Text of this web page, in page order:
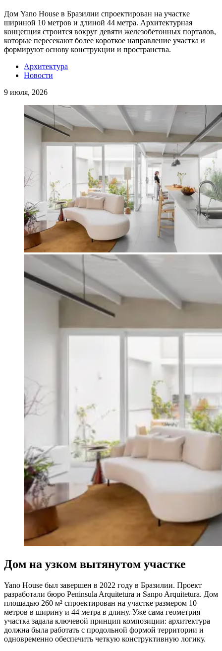
Дом Yano House в Бразилии спроектирован на участке
шириной 10 метров и длиной 44 метра. Архитектурная
концепция строится вокруг девяти железобетонных порталов,
которые пересекают более короткое направление участка и
формируют основу конструкции и пространства.
Архитектура
Новости
9 июля, 2026
Дом на узком вытянутом участке
Yano House был завершен в 2022 году в Бразилии. Проект
разработали бюро Peninsula Arquitetura и Sanpo Arquitetura. Дом
площадью 260 м² спроектирован на участке размером 10
метров в ширину и 44 метра в длину. Уже сама геометрия
участка задала ключевой принцип композиции: архитектура
должна была работать с продольной формой территории и
одновременно обеспечить четкую конструктивную логику.